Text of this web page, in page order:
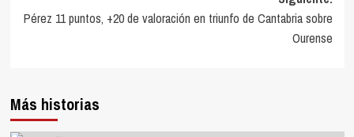
entradas
Pérez 11 puntos, +20 de valoración en triunfo de Cantabria sobre
Ourense
Más historias